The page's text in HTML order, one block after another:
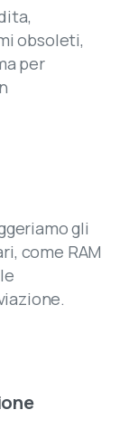
obsoleti,
per
gli
come RAM